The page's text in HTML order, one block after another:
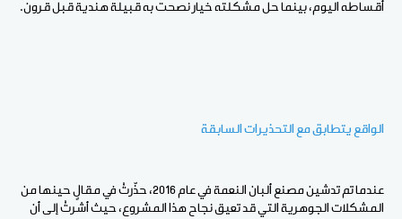
أقساطه اليوم، بينما حل مشكلته خيار نصحت به قبيلة هندية قبل قرون.
الواقع يتطابق مع التحذيرات السابقة
عندما تم تدشين مصنع ألبان النعمة في عام 2016، حذّرتُ في مقالٍ حينها من
المشكلات الجوهرية التي قد تعيق نجاح هذا المشروع، حيث أشرتُ إلى أن